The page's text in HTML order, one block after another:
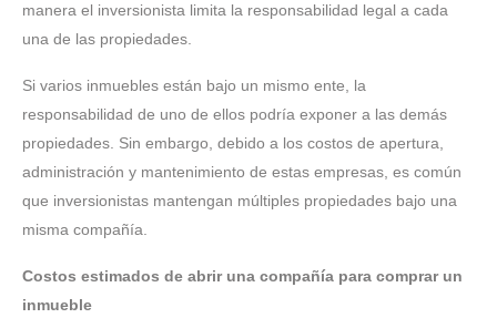
manera el inversionista limita la responsabilidad legal a cada
una de las propiedades.
Si varios inmuebles están bajo un mismo ente, la
responsabilidad de uno de ellos podría exponer a las demás
propiedades. Sin embargo, debido a los costos de apertura,
administración y mantenimiento de estas empresas, es común
que inversionistas mantengan múltiples propiedades bajo una
misma compañía.
Costos estimados de abrir una compañía para comprar un
inmueble